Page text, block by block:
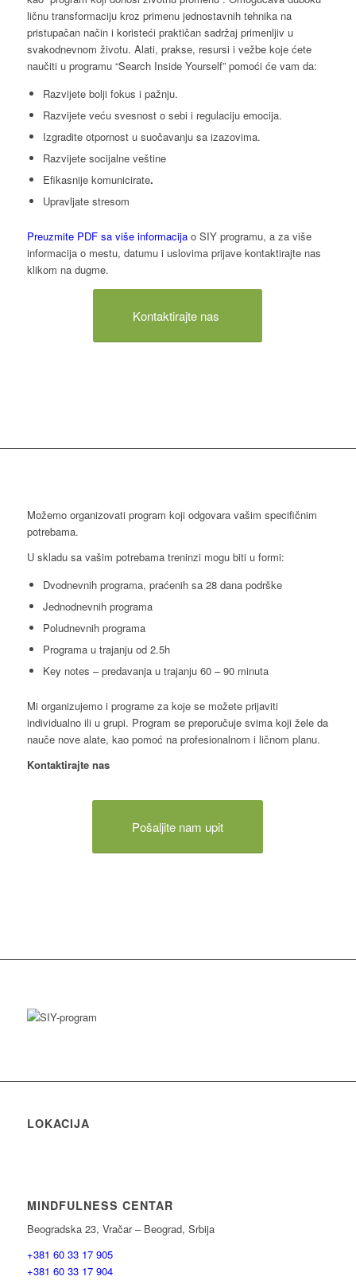
ličnu transformaciju kroz primenu jednostavnih tehnika na
pristupačan način i koristeći praktičan sadržaj primenljiv u
svakodnevnom životu. Alati, prakse, resursi i vežbe koje ćete
naučiti u programu “Search Inside Yourself” pomoći će vam da:
Razvijete bolji fokus i pažnju.
Razvijete veću svesnost o sebi i regulaciju emocija.
Izgradite otpornost u suočavanju sa izazovima.
Razvijete socijalne veštine
Efikasnije komunicirate.
Upravljate stresom
Preuzmite PDF sa više informacijao SIY programu, a za više
informacija o mestu, datumu i uslovima prijave kontaktirajte nas
klikom na dugme.
Kontaktirajte nas
Možemo organizovati program koji odgovara vašim specifičnim
potrebama.
U skladu sa vašim potrebama treninzi mogu biti u formi:
Dvodnevnih programa, praćenih sa 28 dana podrške
Jednodnevnih programa
Poludnevnih programa
Programa u trajanju od 2.5h
Key notes – predavanja u trajanju 60 – 90 minuta
Mi organizujemo i programe za koje se možete prijaviti
individualno ili u grupi. Program se preporučuje svima koji žele da
nauče nove alate, kao pomoć na profesionalnom i ličnom planu.
Kontaktirajte nas
Pošaljite nam upit
LOKACIJA
MINDFULNESS CENTAR
Beogradska 23, Vračar – Beograd, Srbija
+381 60 33 17 905
+381 60 33 17 904